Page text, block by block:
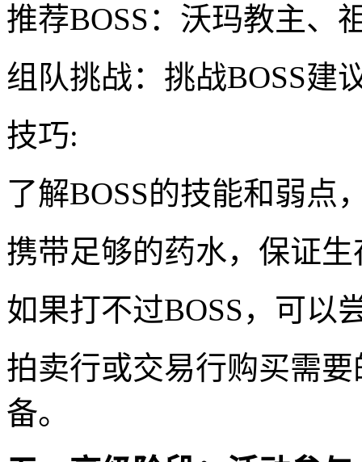
推荐BOSS：沃玛教主、
组队挑战：挑战BOSS建
技巧:
了解BOSS的技能和弱点
携带足够的药水，保证生
如果打不过BOSS，可以
拍卖行或交易行购买需
备。